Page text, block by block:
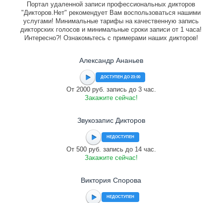
Портал удаленной записи профессиональных дикторов
"Дикторов.Нет" рекомендует Вам воспользоваться нашими
услугами! Минимальные тарифы на качественную запись
дикторских голосов и минимальные сроки записи от 1 часа!
Интересно?! Ознакомьтесь с примерами наших дикторов!
Александр Ананьев
ДОСТУПЕН ДО 23:00
От 2000 руб. запись до 3 час.
Закажите сейчас!
Звукозапис Дикторов
НЕДОСТУПЕН
От 500 руб. запись до 14 час.
Закажите сейчас!
Виктория Спорова
НЕДОСТУПЕН